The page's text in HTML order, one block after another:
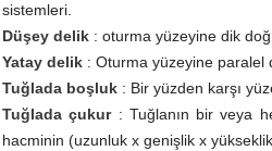
sistemleri.
Düşey delik : oturma yüzeyine dik
Yatay delik : Oturma yüzeyine paralel
Tuğlada boşluk : Bir yüzden karşı
Tuğlada çukur: Tuğlanın bir veya
hacminin (uzunluk x genişlik x